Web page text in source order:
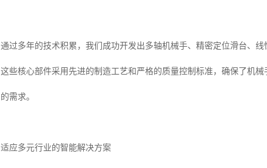
通过多年的技术积累，我们成功开发出多轴机械手、精密定位滑台、线
这些核心部件采用先进的制造工艺和严格的质量控制标准，确保了机
的需求。
适应多元行业的智能解决方案